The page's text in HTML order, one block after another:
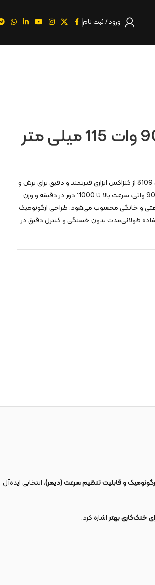
ورود / ثبت نام
مینی فرز دسته کوتاه 900 وات 115 میلی متر
مینی فرز دسته کوتاه 900 وات 115 میلی‌متر دیمردار مدل 3109 از کنزاکس ابزاری قدرتمند و دقیق برای برش و
ساب سطوح مختلف است. این دستگاه با داشتن موتور 900 واتی، سرعت بالا تا 11000 دور در دقیقه و وزن
صنعتی و خانگی محسوب می‌شود. طراحی ارگونومیک
طولانی‌مدت بدون خستگی و کنترل دقیق در
، انتخابی ایده‌آل
خنک‌کاری بهتراشاره کرد.